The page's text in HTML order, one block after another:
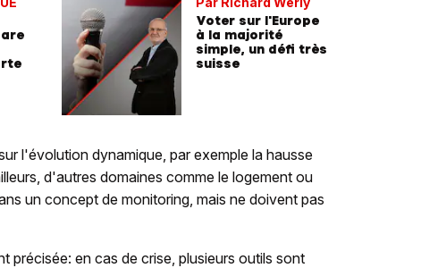
Voter sur l'Europe
à la majorité
simple, un défi très
suisse
l'évolution dynamique, par exemple la hausse
d'autres domaines comme le logement ou
un concept de monitoring, mais ne doivent pas
précisée: en cas de crise, plusieurs outils sont